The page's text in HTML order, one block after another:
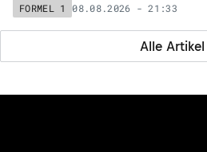
Alle Artikel
FORMEL 1 08.08.2026 - 21:33